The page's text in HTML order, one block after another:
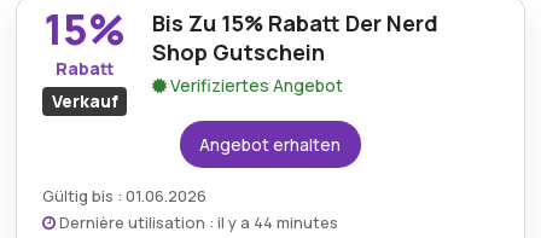
15%
Rabatt
Verkauf
Bis Zu 15% Rabatt Der Nerd
Shop Gutschein
Verifiziertes Angebot
Angebot erhalten
Gültig bis : 01.06.2026
Dernière utilisation : il y a 44 minutes